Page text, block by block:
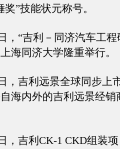
”技能状元称号。
“吉利－同济汽车工程
海同济大学隆重举行。
吉利远景全球同步上
海内外的吉利远景经销
吉利CK-1 CKD组装项